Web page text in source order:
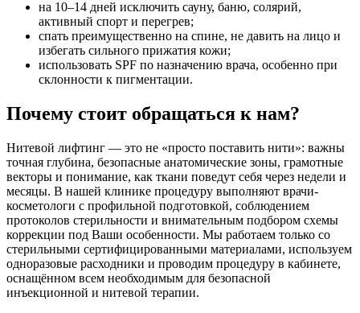
на 10–14 дней исключить сауну, баню, солярий,
активный спорт и перегрев;
спать преимущественно на спине, не давить на лицо и
избегать сильного прижатия кожи;
использовать SPF по назначению врача, особенно при
склонности к пигментации.
Почему стоит обращаться к нам?
Нитевой лифтинг — это не «просто поставить нити»: важны
точная глубина, безопасные анатомические зоны, грамотные
векторы и понимание, как ткани поведут себя через недели и
месяцы. В нашей клинике процедуру выполняют врачи-
косметологи с профильной подготовкой, соблюдением
протоколов стерильности и внимательным подбором схемы
коррекции под Ваши особенности. Мы работаем только со
стерильными сертифицированными материалами, используем
одноразовые расходники и проводим процедуру в кабинете,
оснащённом всем необходимым для безопасной
инъекционной и нитевой терапии.